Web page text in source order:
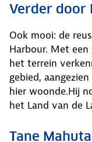
Verder door
Ook mooi: de
Harbour. Met een
het terrein
gebied,
hier woonde.Hij
het Land van de
Tane